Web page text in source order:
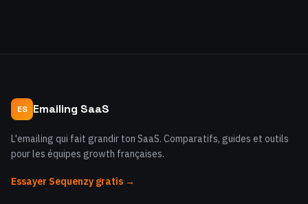
ES Emailing SaaS
L'emailing qui fait grandir ton SaaS. Comparatifs, guides et outils
pour les équipes growth françaises.
Essayer Sequenzy gratis →